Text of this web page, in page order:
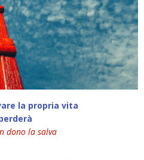
la propria vita
dono la salva